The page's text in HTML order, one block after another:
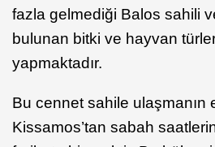
fazla gelmediği Balos sahili
bulunan bitki ve hayvan
yapmaktadır.
Bu cennet sahile ulaşmanın
Kissamos’tan sabah